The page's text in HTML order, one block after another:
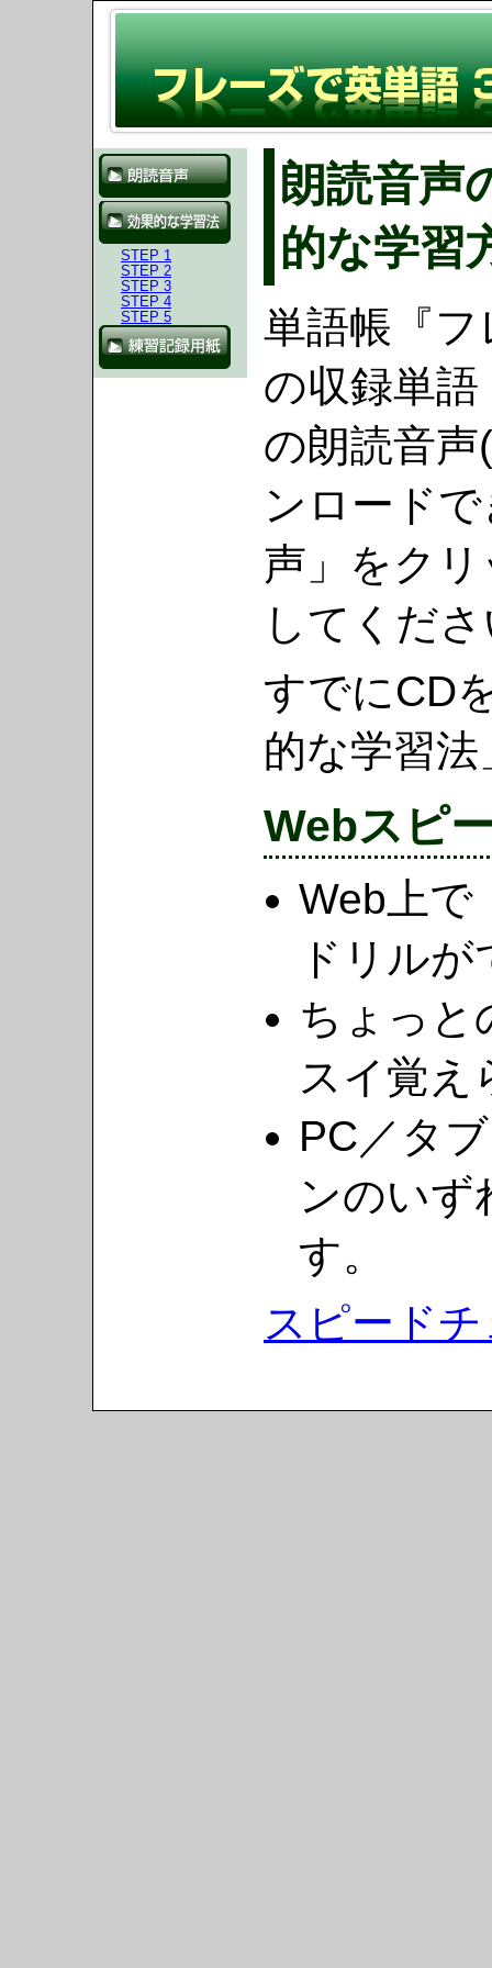
STEP 1
STEP 2
STEP 3
STEP 4
STEP 5
朗読音声
的な学習
単語帳『
の収録単
の朗読音
ンロード
声」をク
してくだ
すでにCD
的な学習
Webスピ
Web上で
ドリル
ちょっと
スイ覚え
PC／タ
ンのいず
す。
スピード